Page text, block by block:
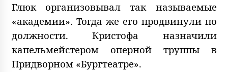
Глюк организовывал так называемые
«академии». Тогда же его продвинули по
должности. Кристофа назначили
капельмейстером оперной труппы в
Придворном «Бургтеатре».